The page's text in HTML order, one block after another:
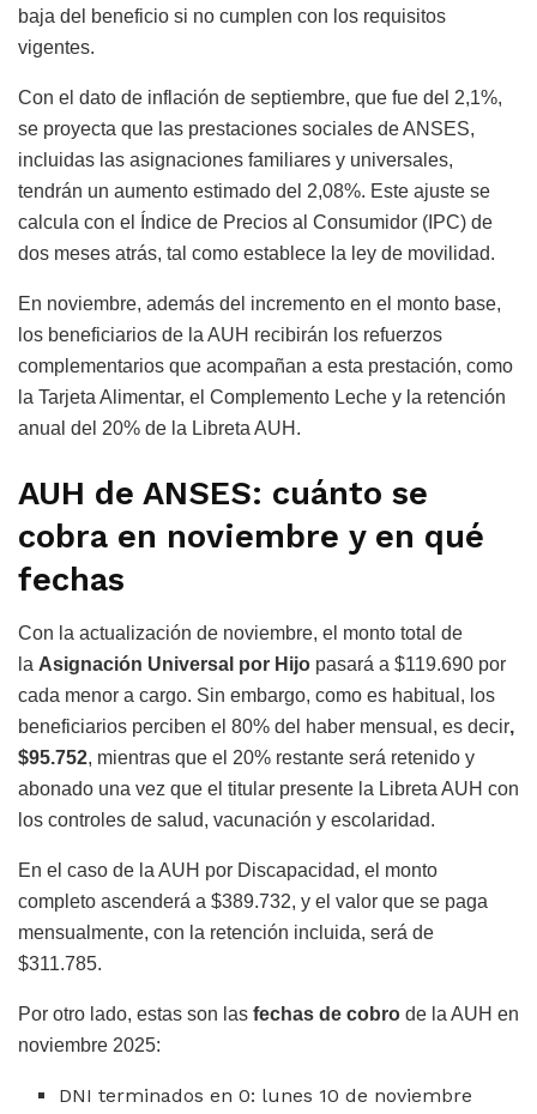
baja del beneficio si no cumplen con los requisitos
vigentes.
Con el dato de inflación de septiembre, que fue del 2,1%,
se proyecta que las prestaciones sociales de ANSES,
incluidas las asignaciones familiares y universales,
tendrán un aumento estimado del 2,08%. Este ajuste se
calcula con el Índice de Precios al Consumidor (IPC) de
dos meses atrás, tal como establece la ley de movilidad.
En noviembre, además del incremento en el monto base,
los beneficiarios de la AUH recibirán los refuerzos
complementarios que acompañan a esta prestación, como
la Tarjeta Alimentar, el Complemento Leche y la retención
anual del 20% de la Libreta AUH.
AUH de ANSES: cuánto se
cobra en noviembre y en qué
fechas
Con la actualización de noviembre, el monto total de
la Asignación Universal por Hijo pasará a $119.690 por
cada menor a cargo. Sin embargo, como es habitual, los
beneficiarios perciben el 80% del haber mensual, es decir,
$95.752, mientras que el 20% restante será retenido y
abonado una vez que el titular presente la Libreta AUH con
los controles de salud, vacunación y escolaridad.
En el caso de la AUH por Discapacidad, el monto
completo ascenderá a $389.732, y el valor que se paga
mensualmente, con la retención incluida, será de
$311.785.
Por otro lado, estas son las fechas de cobro de la AUH en
noviembre 2025:
DNI terminados en 0: lunes 10 de noviembre